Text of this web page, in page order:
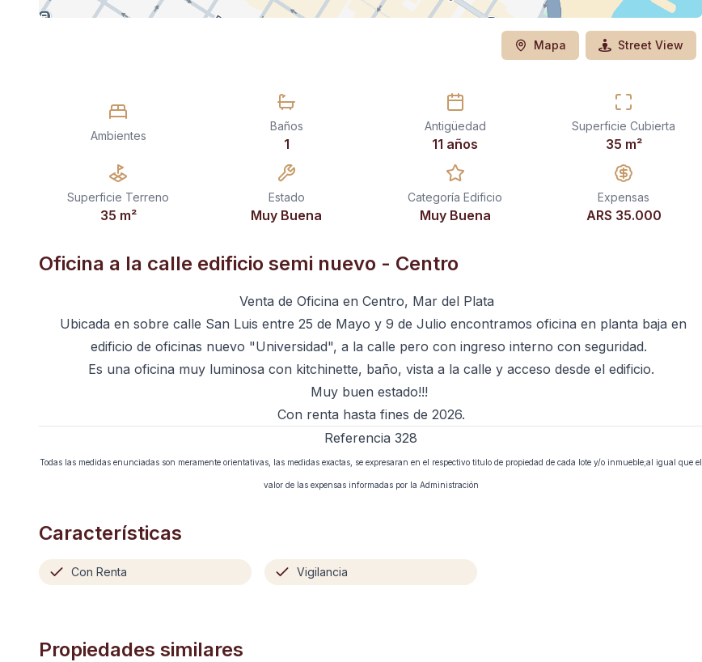
Mapa Street View
Ambientes
Baños
1
Antigüedad
11 años
Superficie Cubierta
35 m²
Superficie Terreno
35 m²
Estado
Muy Buena
Categoría Edificio
Muy Buena
Expensas
ARS 35.000
Oficina a la calle edificio semi nuevo - Centro
Venta de Oficina en Centro, Mar del Plata
Ubicada en sobre calle San Luis entre 25 de Mayo y 9 de Julio encontramos oficina en planta baja en
edificio de oficinas nuevo "Universidad", a la calle pero con ingreso interno con seguridad.
Es una oficina muy luminosa con kitchinette, baño, vista a la calle y acceso desde el edificio.
Muy buen estado!!!
Con renta hasta fines de 2026.
Referencia 328
Todas las medidas enunciadas son meramente orientativas, las medidas exactas, se expresaran en el respectivo titulo de propiedad de cada lote y/o inmueble;al igual que el
valor de las expensas informadas por la Administración
Características
Con Renta Vigilancia
Propiedades similares